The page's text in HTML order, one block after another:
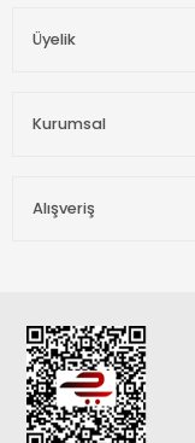
Üyelik
Kurumsal
Alışveriş